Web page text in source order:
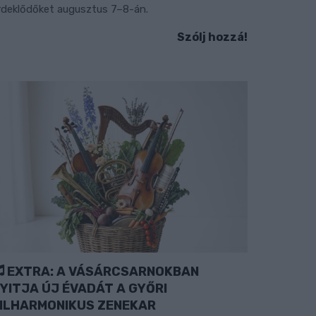
augusztus 7–8-án.
Szólj hozzá!
EXTRA: A VÁSÁRCSARNOKBAN
ÚJ ÉVADÁT A GYŐRI
ZENEKAR